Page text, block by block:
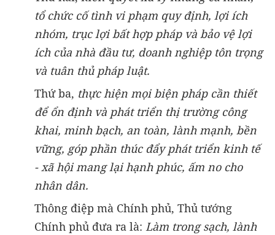
tổ chức cố tình vi phạm quy định, lợi ích
nhóm, trục lợi bất hợp pháp và bảo vệ lợi
ích của nhà đầu tư, doanh nghiệp tôn trọng
và tuân thủ pháp luật.
Thứ ba, thực hiện mọi biện pháp cần thiết
để ổn định và phát triển thị trường công
khai, minh bạch, an toàn, lành mạnh, bền
vững, góp phần thúc đẩy phát triển kinh tế
- xã hội mang lại hạnh phúc, ấm no cho
nhân dân.
Thông điệp mà Chính phủ, Thủ tướng
Chính phủ đưa ra là: Làm trong sạch, lành